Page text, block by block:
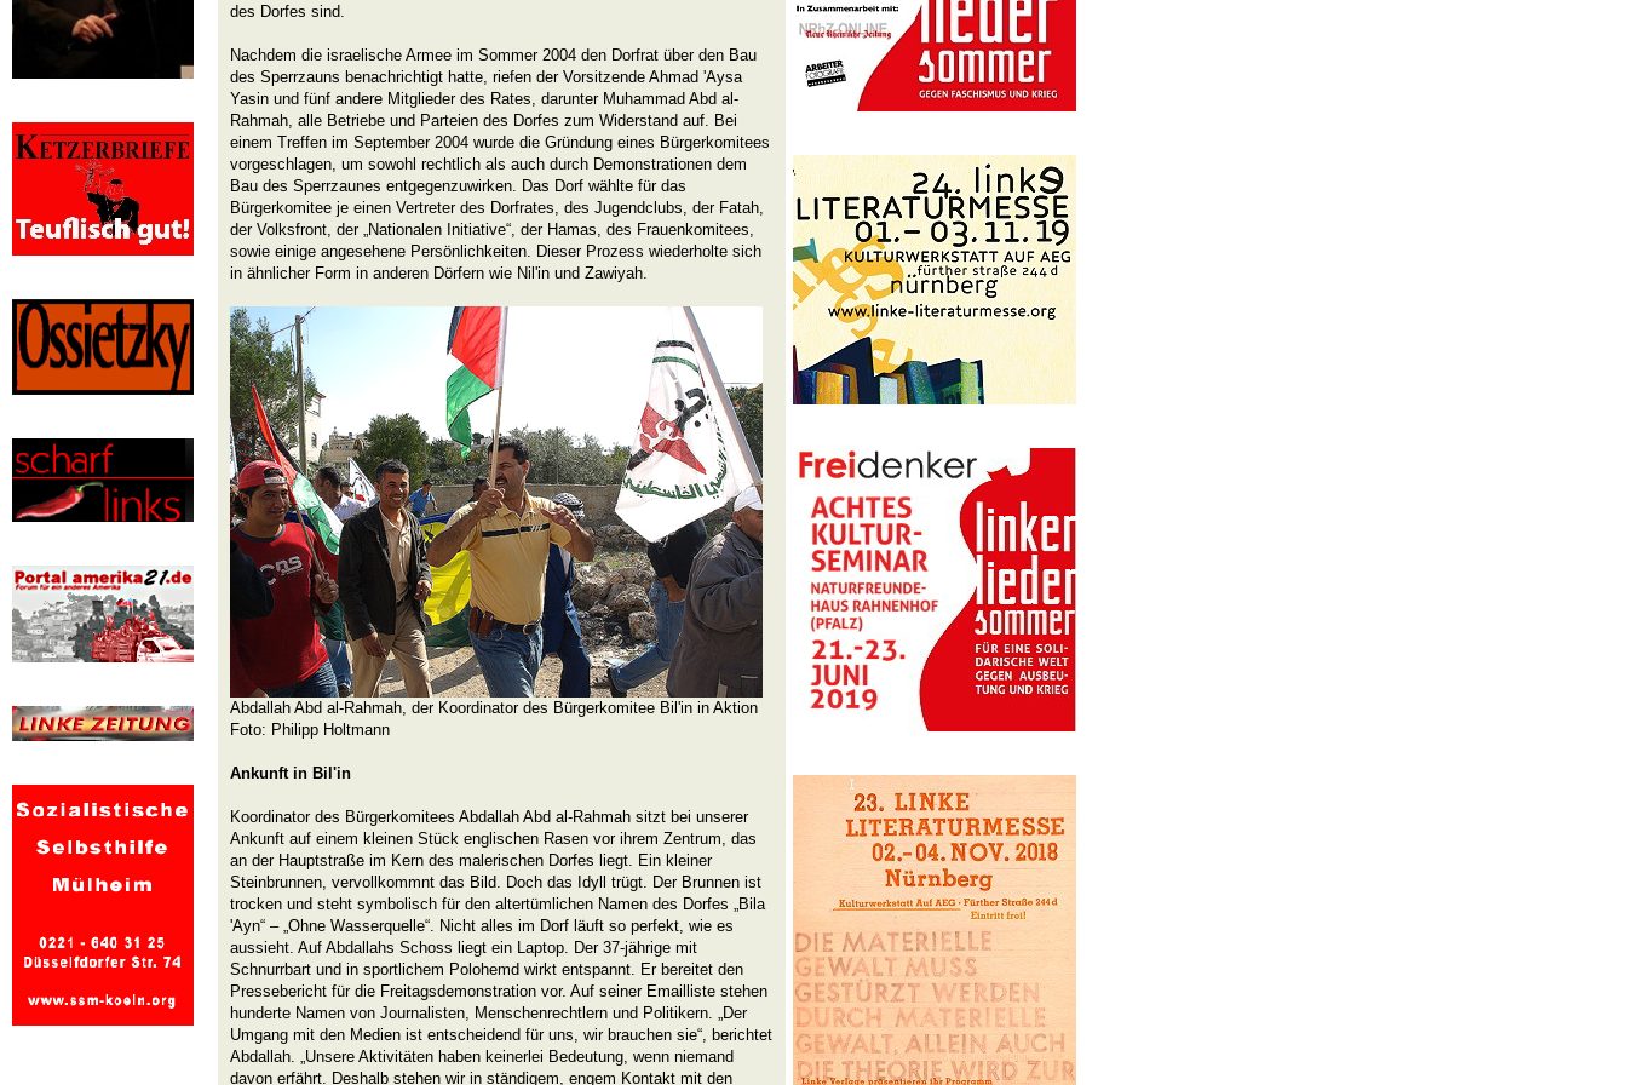
des Dorfes sind.
Nachdem die israelische Armee im Sommer 2004 den Dorfrat über den Bau
des Sperrzauns benachrichtigt hatte, riefen der Vorsitzende Ahmad 'Aysa
Yasin und fünf andere Mitglieder des Rates, darunter Muhammad Abd al-
Rahmah, alle Betriebe und Parteien des Dorfes zum Widerstand auf. Bei
einem Treffen im September 2004 wurde die Gründung eines Bürgerkomitees
vorgeschlagen, um sowohl rechtlich als auch durch Demonstrationen dem
Bau des Sperrzaunes entgegenzuwirken. Das Dorf wählte für das
Bürgerkomitee je einen Vertreter des Dorfrates, des Jugendclubs, der Fatah,
der Volksfront, der „Nationalen Initiative“, der Hamas, des Frauenkomitees,
sowie einige angesehene Persönlichkeiten. Dieser Prozess wiederholte sich
in ähnlicher Form in anderen Dörfern wie Nil'in und Zawiyah.
Abdallah Abd al-Rahmah, der Koordinator des Bürgerkomitee Bil'in in Aktion
Foto: Philipp Holtmann
Ankunft in Bil'in
Koordinator des Bürgerkomitees Abdallah Abd al-Rahmah sitzt bei unserer
Ankunft auf einem kleinen Stück englischen Rasen vor ihrem Zentrum, das
an der Hauptstraße im Kern des malerischen Dorfes liegt. Ein kleiner
Steinbrunnen, vervollkommnt das Bild. Doch das Idyll trügt. Der Brunnen ist
trocken und steht symbolisch für den altertümlichen Namen des Dorfes „Bila
'Ayn“ – „Ohne Wasserquelle“. Nicht alles im Dorf läuft so perfekt, wie es
aussieht. Auf Abdallahs Schoss liegt ein Laptop. Der 37-jährige mit
Schnurrbart und in sportlichem Polohemd wirkt entspannt. Er bereitet den
Pressebericht für die Freitagsdemonstration vor. Auf seiner Emailliste stehen
hunderte Namen von Journalisten, Menschenrechtlern und Politikern. „Der
Umgang mit den Medien ist entscheidend für uns, wir brauchen sie“, berichtet
Abdallah. „Unsere Aktivitäten haben keinerlei Bedeutung, wenn niemand
davon erfährt. Deshalb stehen wir in ständigem, engem Kontakt mit den